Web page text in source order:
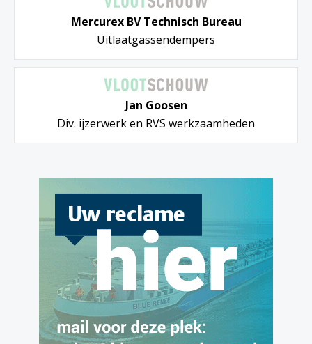
Mercurex BV Technisch Bureau
Uitlaatgassendempers
Jan Goosen
Div. ijzerwerk en RVS werkzaamheden